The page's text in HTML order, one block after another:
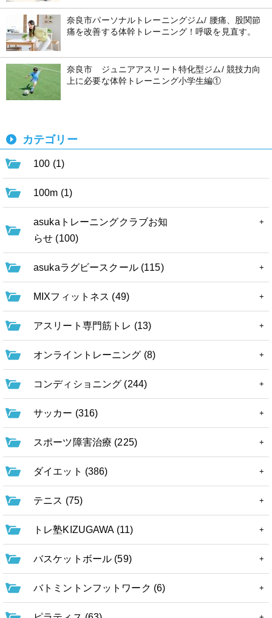
奈良市パーソナルトレーニングジム/ 腰痛、股関節
痛を改善する体幹トレーニング！呼吸を見直す。
奈良市 ジュニアアスリート特化型ジム/ 競技力向
上に必要な体幹トレーニング小学生編①
カテゴリー
100 (1)
100m (1)
asukaトレーニングクラブお知
らせ (100)
asukaラグビースクール (115)
MIXフィットネス (49)
アスリート専門筋トレ (13)
オンライントレーニング (8)
コンディショニング (244)
サッカー (316)
スポーツ障害治療 (225)
ダイエット (386)
テニス (75)
トレ塾KIZUGAWA (11)
バスケットボール (59)
バトミントンフットワーク (6)